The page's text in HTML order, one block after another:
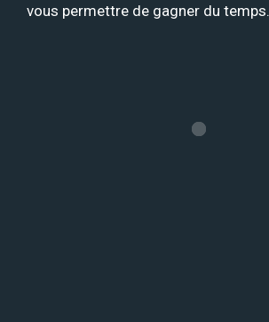
vous permettre de gagner du temps.